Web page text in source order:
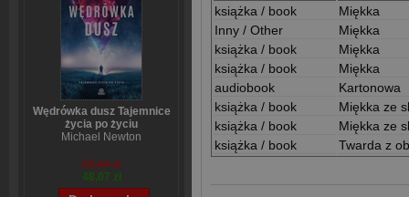
Wędrówka dusz Tajemnice
życia po życiu
Michael Newton
59,84 zł
48,07 zł
książka / book
Miękka
Inny / Other
Miękka
książka / book
Miękka
książka / book
Miękka
audiobook
Kartonowa
książka / book
Miękka ze
książka / book
Miękka ze
książka / book
Twarda z